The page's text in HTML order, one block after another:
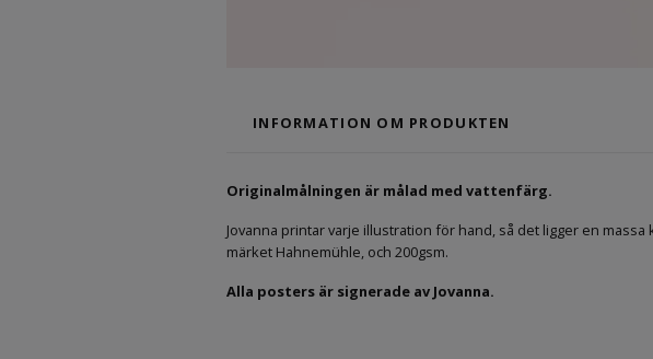
INFORMATION OM PRODUKTEN
Originalmålningen är målad med vattenfärg.
Jovanna printar varje illustration för hand, så det ligger en
märket Hahnemühle, och 200gsm.
Alla posters är signerade av Jovanna.